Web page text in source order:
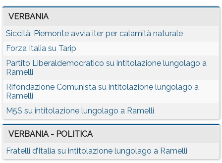
VERBANIA
Siccità: Piemonte avvia iter per calamità naturale
Forza Italia su Tarip
Partito Liberaldemocratico su intitolazione lungolago a
Ramelli
Rifondazione Comunista su intitolazione lungolago a
Ramelli
M5S su intitolazione lungolago a Ramelli
VERBANIA - POLITICA
Fratelli d’Italia su intitolazione lungolago a Ramelli